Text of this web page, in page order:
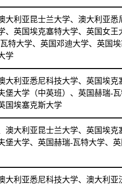
大利亚昆士兰大学、澳大利亚悉
、英国埃克塞特大学、英国女王
特大学、英国邓迪大学、英国
学
大利亚悉尼科技大学、英国埃克
堡大学（中英班）、英国赫瑞-
国埃塞克斯大学
澳大利亚昆士兰大学、英国埃克
堡大学、英国赫瑞-瓦特大学、
大利亚悉尼科技大学、澳大利亚